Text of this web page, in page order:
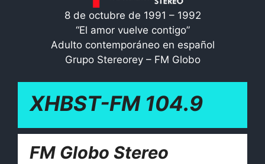
8 de octubre de 1991 – 1992
“El amor vuelve contigo”
Adulto contemporáneo en español
Grupo Stereorey – FM Globo
XHBST-FM 104.9
FM Globo Stereo